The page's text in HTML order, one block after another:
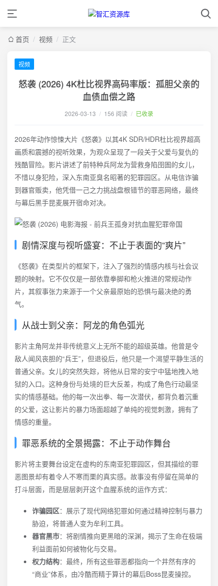
首页 / 视频 / 正文
视频
怒袭 (2026) 4K杜比视界高码率版：孤胆父亲的
血债血偿之路
2026-03-13 / 156 阅读 / 已收录
2026年动作惊悚大片《怒袭》以其4K SDR/HDR杜比视界超高
画质和震撼的视听效果，为观众呈现了一段关于父爱与复仇的
残酷冒险。影片讲述了前特种兵阿龙为营救身陷囹圄的女儿，
不惜以身犯险，深入东南亚臭名昭著的犯罪园区。从电信诈骗
到器官贩卖，他凭借一己之力挑战盘根错节的罪恶网络，最终
与幕后黑手昆麦展开宿命对决。
剧情深度与视听盛宴：不止于表面的“爽片”
《怒袭》在类型片的框架下，注入了强烈的情感内核与社会议
题的映射。它不仅仅是一部依靠拳脚和枪火推进的常规动作
片，其叙事张力来源于一个父亲最原始的恐惧与最决绝的勇
气。
从战士到父亲：阿龙的角色弧光
影片主角阿龙并非传统意义上无所不能的超级英雄。他曾是令
敌人闻风丧胆的“兵王”，但退役后，他只是一个渴望平静生活的
普通父亲。女儿的突然失踪，将他从日常的安宁中猛地拽入地
狱的入口。这种身份与处境的巨大反差，构成了角色行动最坚
实的情感基础。他的每一次出拳、每一次潜伏，都背负着沉重
的父爱，这让影片的暴力场面超越了单纯的视觉刺激，拥有了
情感的重量。
罪恶系统的全景揭露：不止于动作舞台
影片将主要舞台设定在虚构的东南亚犯罪园区，但其描绘的罪
恶图景却有着令人不寒而栗的真实感。故事没有停留在简单的
打斗层面，而是层层剥开这个血腥系统的运作方式：
诈骗园区：展示了现代网络犯罪如何通过精神控制与暴力
胁迫，将普通人变为牟利工具。
器官黑市：将剧情推向更黑暗的深渊，揭示了生命在极端
利益面前如何被物化与交易。
权力结构：最终，所有这些罪恶都指向一个井然有序的
“商业”体系，由冷酷而精于算计的幕后Boss昆麦操控。